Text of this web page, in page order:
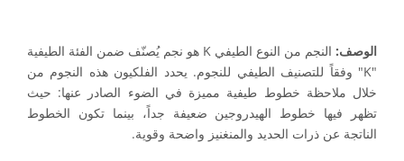
الوصف:
النجم من النوع الطيفي K هو نجم يُصنّف ضمن الفئة الطيفية
"K" وفقاً للتصنيف الطيفي للنجوم. يحدد الفلكيون هذه النجوم من
خلال ملاحظة خطوط طيفية مميزة في الضوء الصادر عنها: حيث
تظهر فيها خطوط الهيدروجين ضعيفة جداً، بينما تكون الخطوط
الناتجة عن ذرات الحديد والمنغنيز واضحة وقوية.